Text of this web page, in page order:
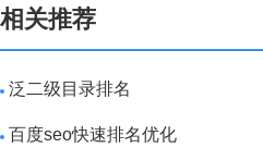
相关推荐
泛二级目录排名
百度seo快速排名优化